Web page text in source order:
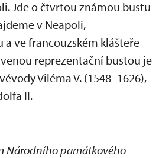
Jde o čtvrtou známou bustu
v Neapoli,
a ve francouzském klášteře
reprezentační bustou je
Viléma V. (1548–1626),
II.
Národního památkového